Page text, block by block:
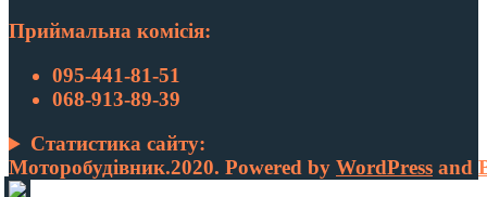
Приймальна комісія:
095-441-81-51
068-913-89-39
Статистика сайту:
Моторобудівник.2020. Powered by WordPress and